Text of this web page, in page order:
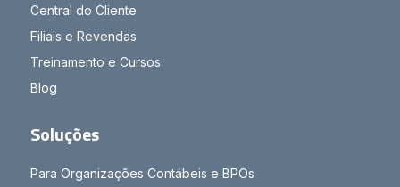
Central do Cliente
Filiais e Revendas
Treinamento e Cursos
Blog
Soluções
Para Organizações Contábeis e BPOs